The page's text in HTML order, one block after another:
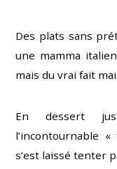
Des plats sans
une mamma
mais du vrai fait
En dessert
l’incontournable
s’est laissé tenter